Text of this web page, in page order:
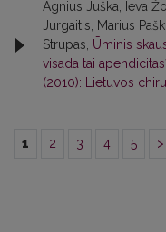
Agnius Juška, Ieva
Jurgaitis, Marius
Strupas, Ūminis
visada tai
(2010): Lietuvos
1 2 3 4 5 >